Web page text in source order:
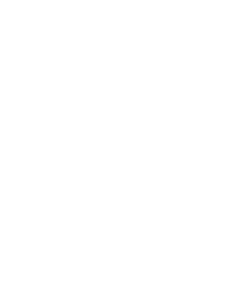
công việc.
mặc một mẫu trang phục,
khoác đồng phục.